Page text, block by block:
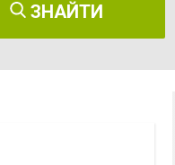
ЗНАЙТИ